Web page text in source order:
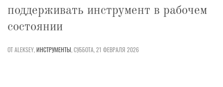
поддерживать инструмент в рабочем
состоянии
ОТ ALEKSEY,ИНСТРУМЕНТЫ,СУББОТА, 21 ФЕВРАЛЯ 2026